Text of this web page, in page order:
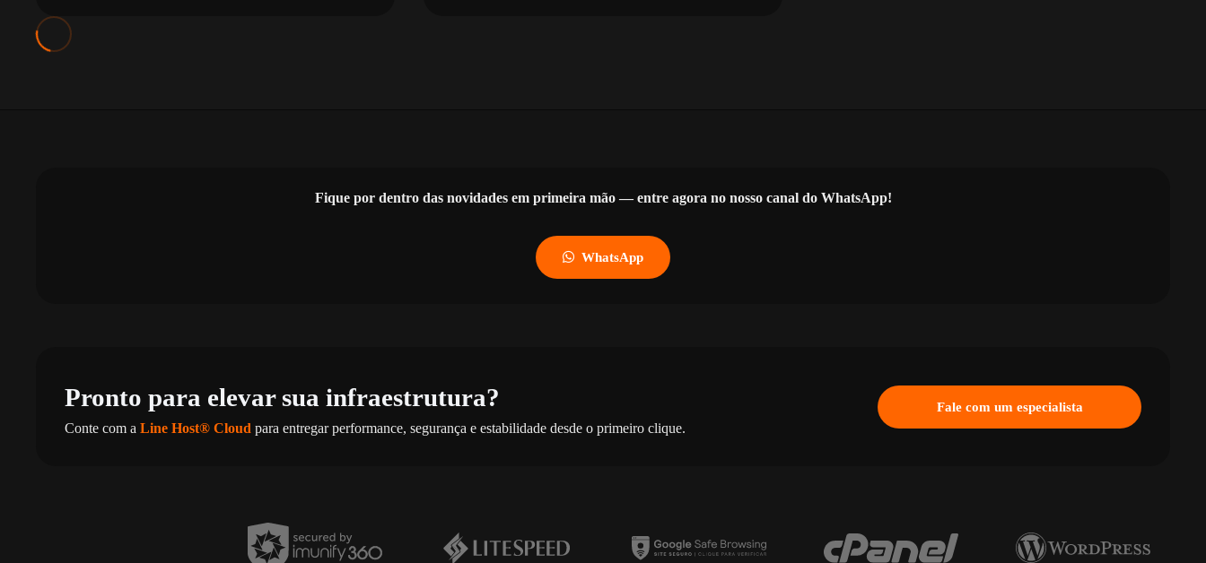
Fique por dentro das novidades em primeira mão — entre agora no nosso canal do WhatsApp!
WhatsApp
Pronto para elevar sua infraestrutura?
Conte com a Line Host® Cloud para entregar performance, segurança e estabilidade desde o primeiro clique.
Fale com um especialista